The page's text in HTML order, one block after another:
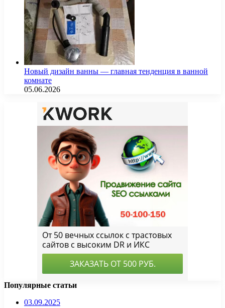
Новый дизайн ванны — главная тенденция в ванной
комнате
05.06.2026
Популярные статьи
03.09.2025